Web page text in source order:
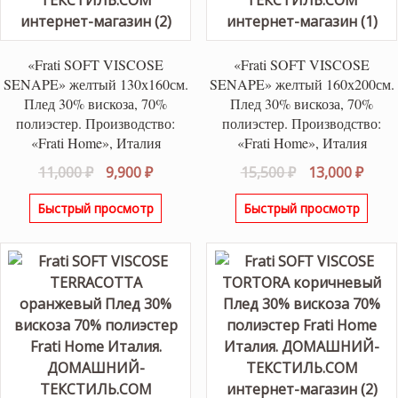
«Frati SOFT VISCOSE
SENAPE» желтый 130х160см.
Плед 30% вискоза, 70%
полиэстер. Производство:
«Frati Home», Италия
11,000₽
Первоначальная
цена
составляла
9,900₽Текущая
цена:
9,900 ₽.
Быстрый просмотр
«Frati SOFT VISCOSE
SENAPE» желтый 160х200см.
Плед 30% вискоза, 70%
полиэстер. Производство:
«Frati Home», Италия
15,500₽
цена
составляла
13,000₽
Быстрый просмотр